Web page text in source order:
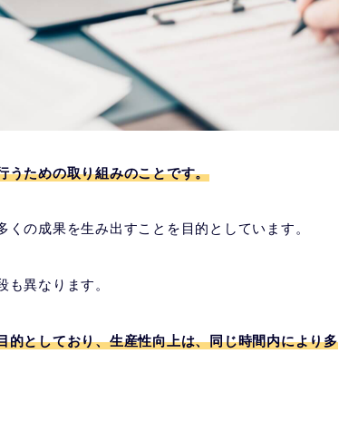
うための取り組みのことです。
の成果を生み出すことを目的としています。
異なります。
としており、生産性向上は、同じ時間内により多